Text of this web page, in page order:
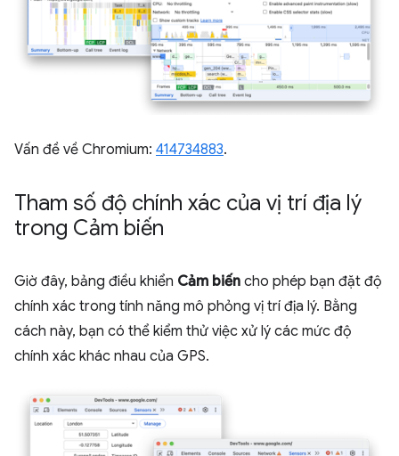
Vấn đề về Chromium: 414734883.
Tham số độ chính xác của vị trí địa lý
trong Cảm biến
Giờ đây, bảng điều khiển Cảm biến cho phép bạn đặt độ
chính xác trong tính năng mô phỏng vị trí địa lý. Bằng
cách này, bạn có thể kiểm thử việc xử lý các mức độ
chính xác khác nhau của GPS.